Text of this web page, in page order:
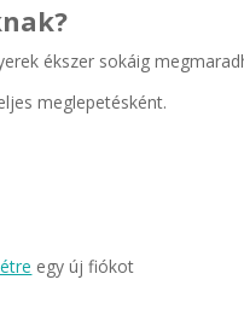
ékszer sokáig
meglepetésként.
egy új fiókot